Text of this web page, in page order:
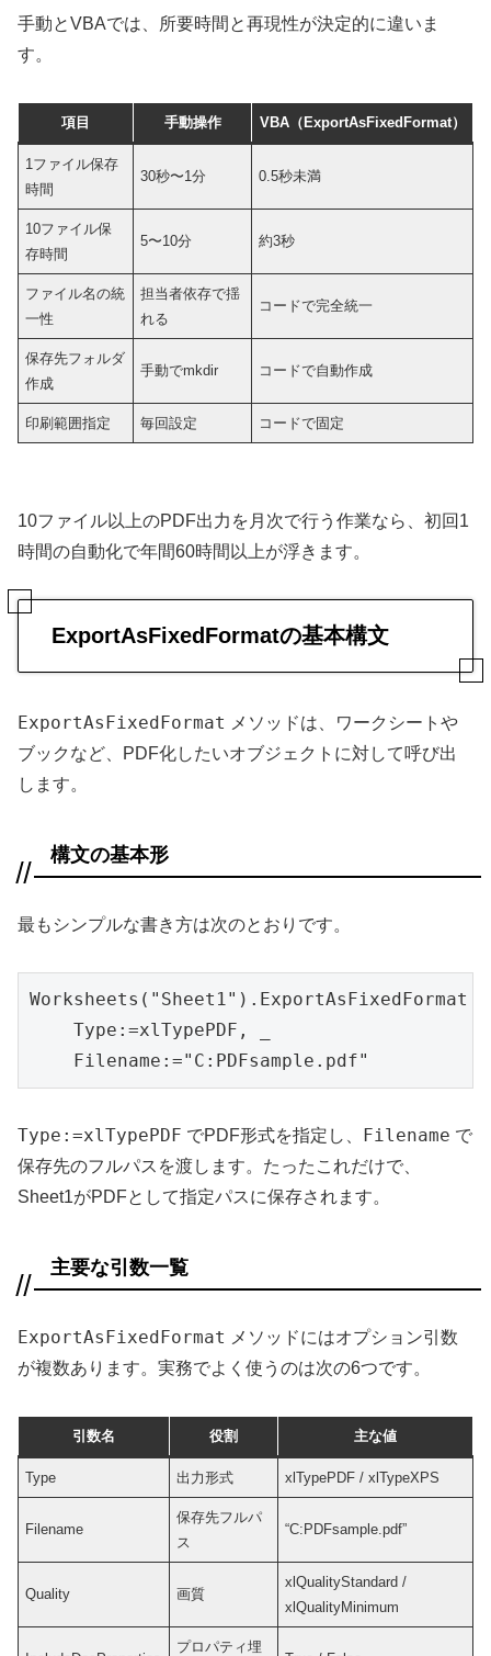
手動とVBAでは、所要時間と再現性が決定的に違いま
す。
項目 手動操作 VBA（ExportAsFixedFormat）
1ファイル保存
時間
30秒〜1分 0.5秒未満
10ファイル保
存時間
5〜10分 約3秒
ファイル名の統
一性
担当者依存で揺
れる
コードで完全統一
保存先フォルダ
作成
手動でmkdir コードで自動作成
印刷範囲指定 毎回設定 コードで固定
10ファイル以上のPDF出力を月次で行う作業なら、初回1
時間の自動化で年間60時間以上が浮きます。
ExportAsFixedFormatの基本構文
ExportAsFixedFormat メソッドは、ワークシートや
ブックなど、PDF化したいオブジェクトに対して呼び出
します。
構文の基本形
最もシンプルな書き方は次のとおりです。
Worksheets("Sheet1").ExportAsFixedFormat _
    Type:=xlTypePDF, _
    Filename:="C:PDFsample.pdf"
Type:=xlTypePDF でPDF形式を指定し、 Filename で
保存先のフルパスを渡します。たったこれだけで、
Sheet1がPDFとして指定パスに保存されます。
主要な引数一覧
ExportAsFixedFormat メソッドにはオプション引数
が複数あります。実務でよく使うのは次の6つです。
引数名 役割 主な値
Type 出力形式 xlTypePDF / xlTypeXPS
Filename
保存先フルパ
ス
“C:PDFsample.pdf”
Quality 画質
xlQualityStandard /
xlQualityMinimum
プロパティ埋